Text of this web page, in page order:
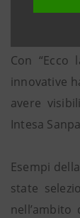
al food
Con “Ecco
innovative
avere
Intesa
Esempi
state